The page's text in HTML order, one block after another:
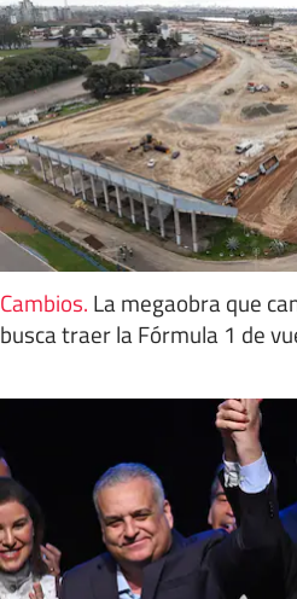
Cambios. La megaobra que
busca traer la Fórmula 1 de